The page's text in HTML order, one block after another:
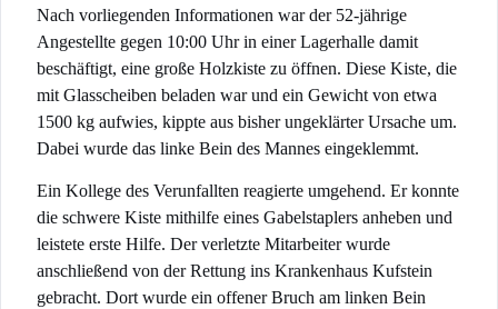
Nach vorliegenden Informationen war der 52-jährige
Angestellte gegen 10:00 Uhr in einer Lagerhalle damit
beschäftigt, eine große Holzkiste zu öffnen. Diese Kiste, die
mit Glasscheiben beladen war und ein Gewicht von etwa
1500 kg aufwies, kippte aus bisher ungeklärter Ursache um.
Dabei wurde das linke Bein des Mannes eingeklemmt.
Ein Kollege des Verunfallten reagierte umgehend. Er konnte
die schwere Kiste mithilfe eines Gabelstaplers anheben und
leistete erste Hilfe. Der verletzte Mitarbeiter wurde
anschließend von der Rettung ins Krankenhaus Kufstein
gebracht. Dort wurde ein offener Bruch am linken Bein